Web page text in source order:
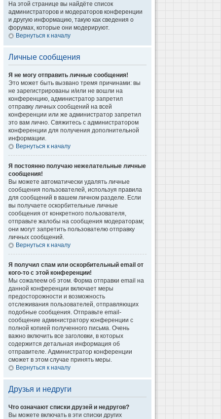
На этой странице вы найдёте список
администраторов и модераторов конференции
и другую информацию, такую как сведения о
форумах, которые они модерируют.
Вернуться к началу
Личные сообщения
Я не могу отправить личные сообщения!
Это может быть вызвано тремя причинами: вы
не зарегистрированы и/или не вошли на
конференцию, администратор запретил
отправку личных сообщений на всей
конференции или же администратор запретил
это вам лично. Свяжитесь с администратором
конференции для получения дополнительной
информации.
Вернуться к началу
Я постоянно получаю нежелательные личные
сообщения!
Вы можете автоматически удалять личные
сообщения пользователей, используя правила
для сообщений в вашем личном разделе. Если
вы получаете оскорбительные личные
сообщения от конкретного пользователя,
отправьте жалобы на сообщения модераторам;
они могут запретить пользователю отправку
личных сообщений.
Вернуться к началу
Я получил спам или оскорбительный email от
кого-то с этой конференции!
Мы сожалеем об этом. Форма отправки email на
данной конференции включает меры
предосторожности и возможность
отслеживания пользователей, отправляющих
подобные сообщения. Отправьте email-
сообщение администратору конференции с
полной копией полученного письма. Очень
важно включить все заголовки, в которых
содержится детальная информация об
отправителе. Администратор конференции
сможет в этом случае принять меры.
Вернуться к началу
Друзья и недруги
Что означают списки друзей и недругов?
Вы можете включать в эти списки других